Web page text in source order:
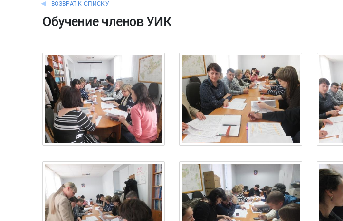
ВОЗВРАТ К СПИСКУ
Обучение членов УИК